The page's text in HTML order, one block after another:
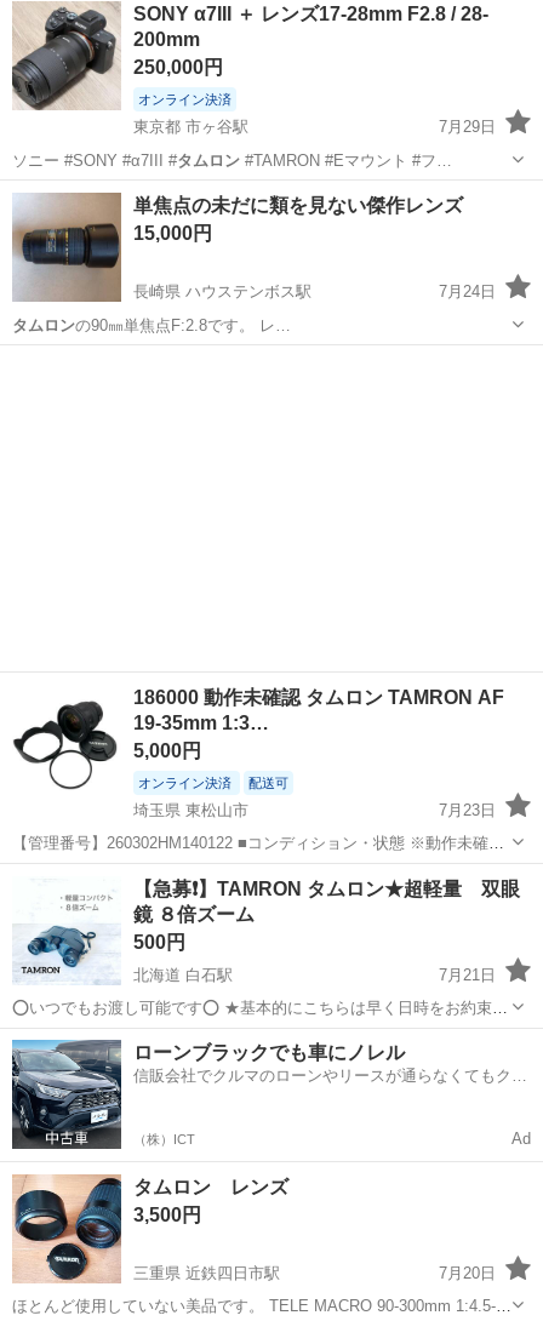
SONY α7III ＋ レンズ17-28mm F2.8 / 28-
200mm
250,000円
オンライン決済
東京都 市ヶ谷駅
7月29日
ソニー #SONY #α7III #タムロン#TAMRON #Eマウント #フ…
東京 千代田区 市ヶ谷駅 カメラ SONY
単焦点の未だに類を見ない傑作レンズ
15,000円
長崎県 ハウステンボス駅
7月24日
タムロンの90㎜単焦点F:2.8です。 レ…
186000 動作未確認 タムロン TAMRON AF
19-35mm 1:3…
5,000円
オンライン決済 配送可
埼玉県 東松山市
7月23日
【管理番号】260302HM140122 ■コンディション・状態 ※動作未確認
品です。 目立つキズや汚れは無く綺麗な状態です。 ※配送スケジュー
ルについて 通常ご注文から3営業日以内に発...
東松山市 カメラ タムロン
【急募❗️】TAMRON タムロン★超軽量 双眼
鏡 ８倍ズーム
500円
北海道 白石駅
7月21日
⭕️いつでもお渡し可能です⭕️ ★基本的にこちらは早く日時をお約束で
きた方から決めさせていただきます★ ★また、まとめてご購入してい
ただける方とのお取引きを優先させていただきます！★ ★お値段は１
点ずつきちんと状...
北海道 札幌市 白石駅 望遠鏡、顕微鏡 双眼鏡
ローンブラックでも車にノレル
信販会社でクルマのローンやリースが通らなくてもクル
（株）ICT Ad
タムロン レンズ
3,500円
三重県 近鉄四日市駅
7月20日
ほとんど使用していない美品です。 TELE MACRO 90-300mm 1:4.5-